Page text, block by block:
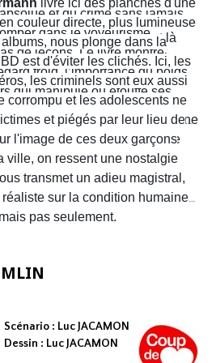
hommes à abattre, Alvaro et
frontière américaine. C’est là
Garzon, un flic quadragénaire
courir…
et du crime sans jamais
dans le voyeurisme.
de leçons. Le livre montre
froid, l’importance du poids
qui manipule ou étouffe ses
livre ici des planches d'une
couleur directe, plus lumineuse
nous plonge dans la
lui seul savait les
ses fameux visages fatigués
portant en eux toute la détresse
Le scénario d' Yves H. est d'une
emporté dans une aventure
récit existentiel et course
case souligne l'urgence de
est d'éviter les clichés. Ici, les
les criminels sont eux aussi
corrompu et les adolescents ne
et piégés par leur lieu de
l'image de ces deux garçons
ville, on ressent une nostalgie
transmet un adieu magistral,
sur la condition humaine
pas seulement.
Scénario : Luc JACAMON
Dessin : Luc JACAMON